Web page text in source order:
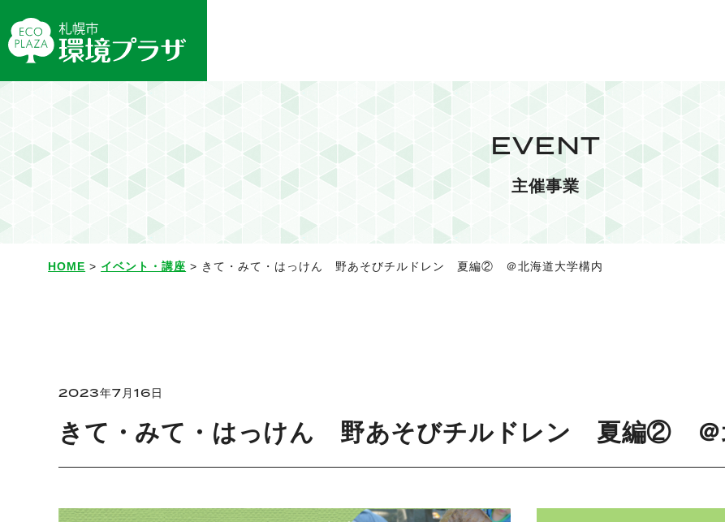
EVENT
主催事業
HOME > イベント・講座 > きて・みて・はっけん 野あそびチルドレン 夏編② ＠北海道大学構内
きて・みて・はっけん 野あそびチルドレン 夏編② ＠
2023年7月16日